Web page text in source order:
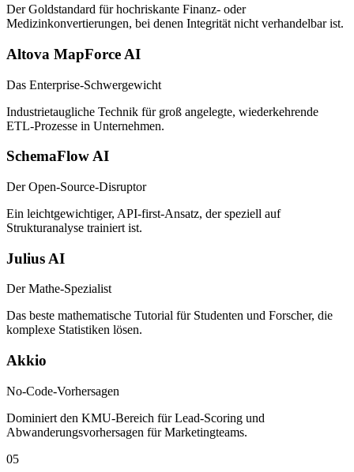
Der Goldstandard für hochriskante Finanz- oder
Medizinkonvertierungen, bei denen Integrität nicht verhandelbar ist.
Altova MapForce AI
Das Enterprise-Schwergewicht
Industrietaugliche Technik für groß angelegte, wiederkehrende
ETL-Prozesse in Unternehmen.
SchemaFlow AI
Der Open-Source-Disruptor
Ein leichtgewichtiger, API-first-Ansatz, der speziell auf
Strukturanalyse trainiert ist.
Julius AI
Der Mathe-Spezialist
Das beste mathematische Tutorial für Studenten und Forscher, die
komplexe Statistiken lösen.
Akkio
No-Code-Vorhersagen
Dominiert den KMU-Bereich für Lead-Scoring und
Abwanderungsvorhersagen für Marketingteams.
05